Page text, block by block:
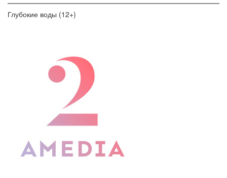
Глубокие воды (12+)